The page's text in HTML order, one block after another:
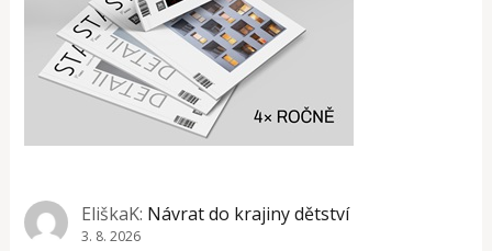
EliškaK: Návrat do krajiny dětství
3. 8. 2026